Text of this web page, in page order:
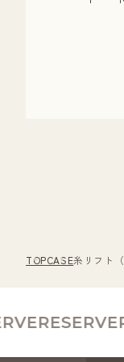
TOPCASE糸リフト
RESERVE